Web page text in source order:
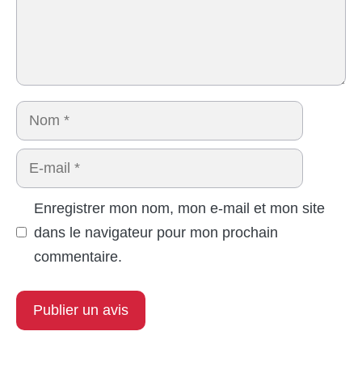
Nom
E-
mail
Enregistrer mon nom, mon e-mail et mon site
dans le navigateur pour mon prochain
commentaire.